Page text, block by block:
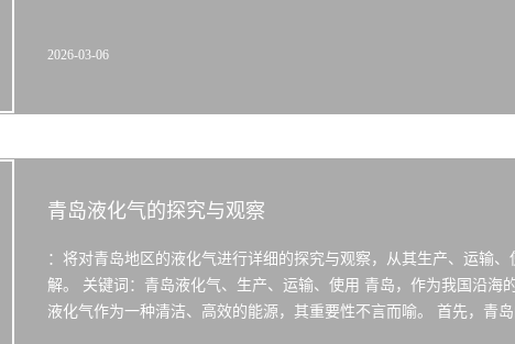
2026-03-06
青岛液化气的探究与观察
：将对青岛地区的液化气进行详细的探究与观察，从其生产、运输
解。 关键词：青岛液化气、生产、运输、使用 青岛，作为我国沿海
液化气作为一种清洁、高效的能源，其重要性不言而喻。 首先，青岛